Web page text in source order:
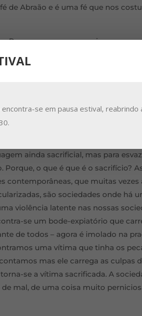
de Abraão e é uma fé que nos
Romanos, uma pequenina
muitas vezes nos confunde, nos
Filho mas entregou-O à morte por
Deus pode ser assim, pode
Lo, quando nós, humanos, fazemos
seu próprio Filho? Como é que isto é
antigo Testamento faz isso, mas
ainda sacrificial, mas para
o que é que é o sacrifício?
contemporâneas, que muitas vezes
são sociedades onde há
violência latente nas nossas
se um bode-expiatório que
de todos – agora é imolado na
uma vítima que tinha os
mas ele carrega as culpas
se a vítima sacrificada. A
mal, de uma coisa muito
encontra-se em pausa estival,